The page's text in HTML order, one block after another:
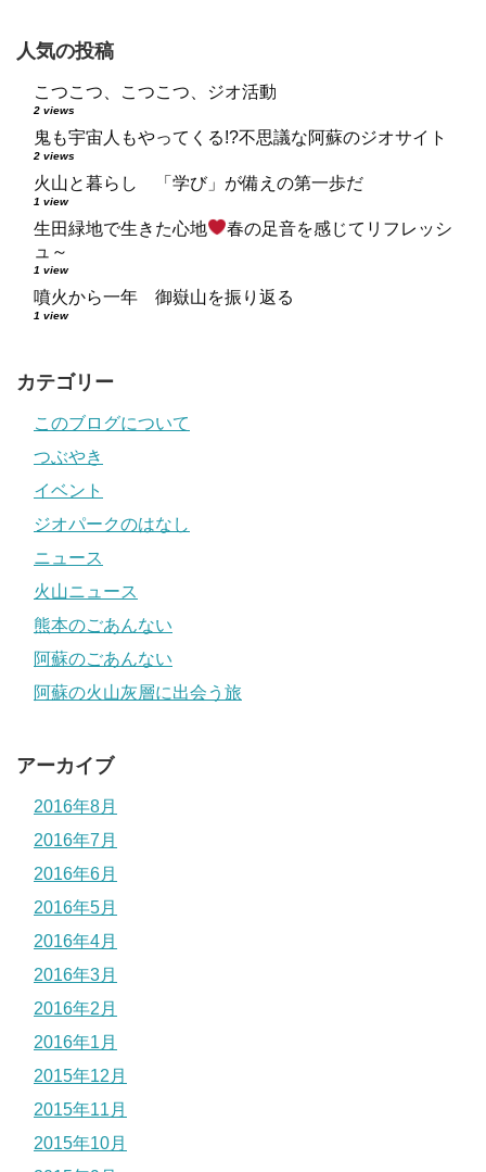
人気の投稿
こつこつ、こつこつ、ジオ活動
2 views
鬼も宇宙人もやってくる!?不思議な阿蘇のジオサイト
2 views
火山と暮らし 「学び」が備えの第一歩だ
1 view
生田緑地で生きた心地
春の足音を感じてリフレッシ
ュ～
1 view
噴火から一年 御嶽山を振り返る
1 view
カテゴリー
このブログについて
つぶやき
イベント
ジオパークのはなし
ニュース
火山ニュース
熊本のごあんない
阿蘇のごあんない
阿蘇の火山灰層に出会う旅
アーカイブ
2016年8月
2016年7月
2016年6月
2016年5月
2016年4月
2016年3月
2016年2月
2016年1月
2015年12月
2015年11月
2015年10月